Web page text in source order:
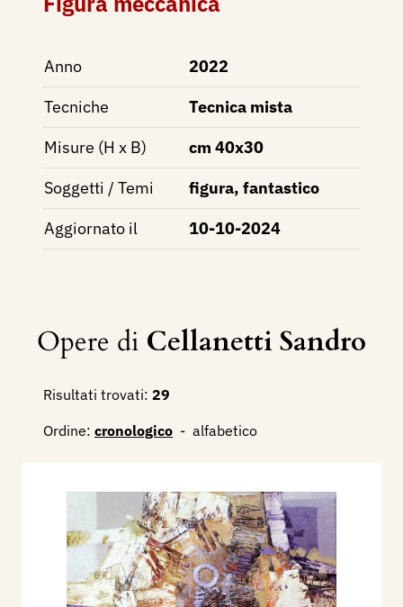
Anno
2022
Tecniche
Tecnica mista
Misure (H x B)
cm 40x30
Soggetti / Temi
figura, fantastico
Aggiornato il
10-10-2024
Opere di Cellanetti Sandro
Risultati trovati: 29
Ordine: cronologico - alfabetico